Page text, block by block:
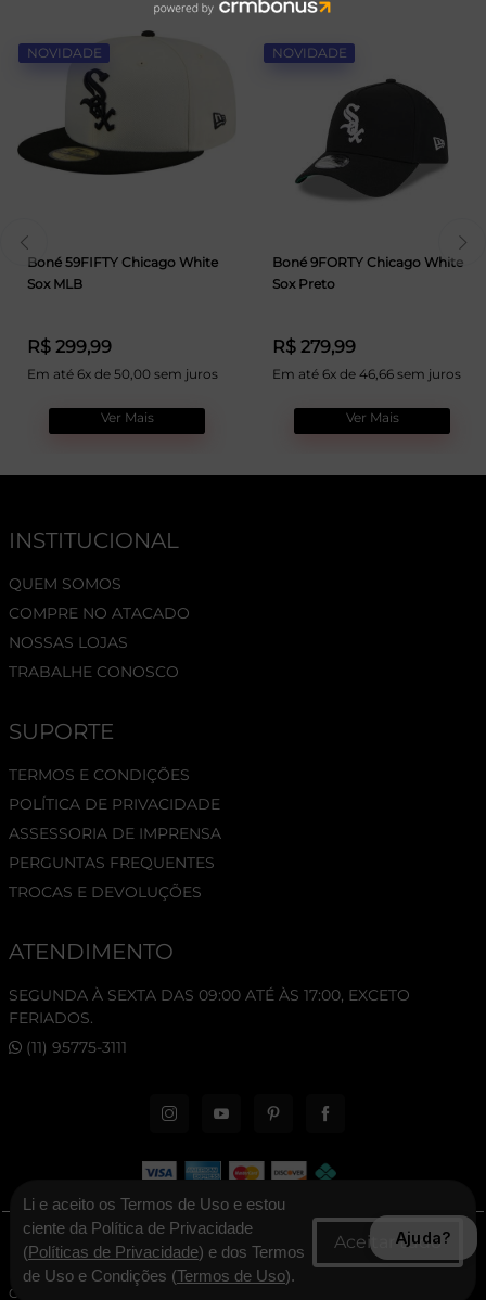
NOVIDADE
Boné 59FIFTY Chicago White
Sox MLB
R$ 299,99
Em até 6x de 50,00 sem juros
Ver Mais
NOVIDADE
Boné 9FORTY Chicago White
Sox Preto
R$ 279,99
Em até 6x de 46,66 sem juros
Ver Mais
INSTITUCIONAL
QUEM SOMOS
COMPRE NO ATACADO
NOSSAS LOJAS
TRABALHE CONOSCO
SUPORTE
TERMOS E CONDIÇÕES
POLÍTICA DE PRIVACIDADE
ASSESSORIA DE IMPRENSA
PERGUNTAS FREQUENTES
TROCAS E DEVOLUÇÕES
ATENDIMENTO
SEGUNDA À SEXTA DAS 09:00 ATÉ ÀS 17:00, EXCETO
FERIADOS.
(11) 95775-3111
© 2026 New Era Cap. Todos os direitos reservados.
CNPJ: 06.346.545/0001-30 - New Era Brasil Ltda
Li e aceito os Termos de Uso e estou
ciente da Política de Privacidade
(Políticas de Privacidade) e dos Termos
de Uso e Condições (Termos de Uso).
Ajuda?